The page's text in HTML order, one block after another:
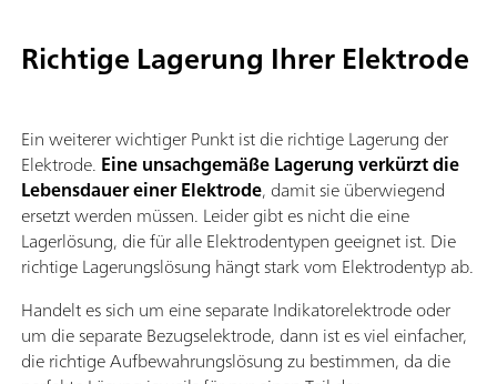
Richtige Lagerung Ihrer Elektrode
Ein weiterer wichtiger Punkt ist die richtige Lagerung der
Elektrode. Eine unsachgemäße Lagerung verkürzt die
Lebensdauer einer Elektrode, damit sie überwiegend
ersetzt werden müssen. Leider gibt es nicht die eine
Lagerlösung, die für alle Elektrodentypen geeignet ist. Die
richtige Lagerungslösung hängt stark vom Elektrodentyp ab.
Handelt es sich um eine separate Indikatorelektrode oder
um die separate Bezugselektrode, dann ist es viel einfacher,
die richtige Aufbewahrungslösung zu bestimmen, da die